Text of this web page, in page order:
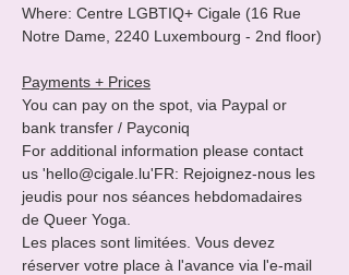
Where: Centre LGBTIQ+ Cigale (16 Rue
Notre Dame, 2240 Luxembourg - 2nd floor)
Payments + Prices
You can pay on the spot, via Paypal or
bank transfer / Payconiq
For additional information please contact
us 'hello@cigale.lu'FR: Rejoignez-nous les
jeudis pour nos séances hebdomadaires
de Queer Yoga.
Les places sont limitées. Vous devez
réserver votre place à l'avance via l'e-mail